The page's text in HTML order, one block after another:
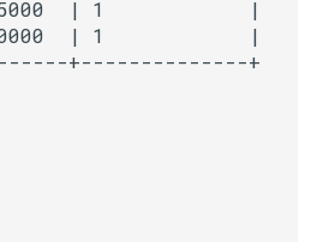
II
III
| 1            |
| 1            |
+--------------+